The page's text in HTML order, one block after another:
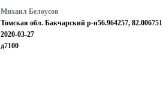
Михаил Белоусов
Томская обл. Бакчарский р-н56.964257, 82.006751
2020-03-27
д7100